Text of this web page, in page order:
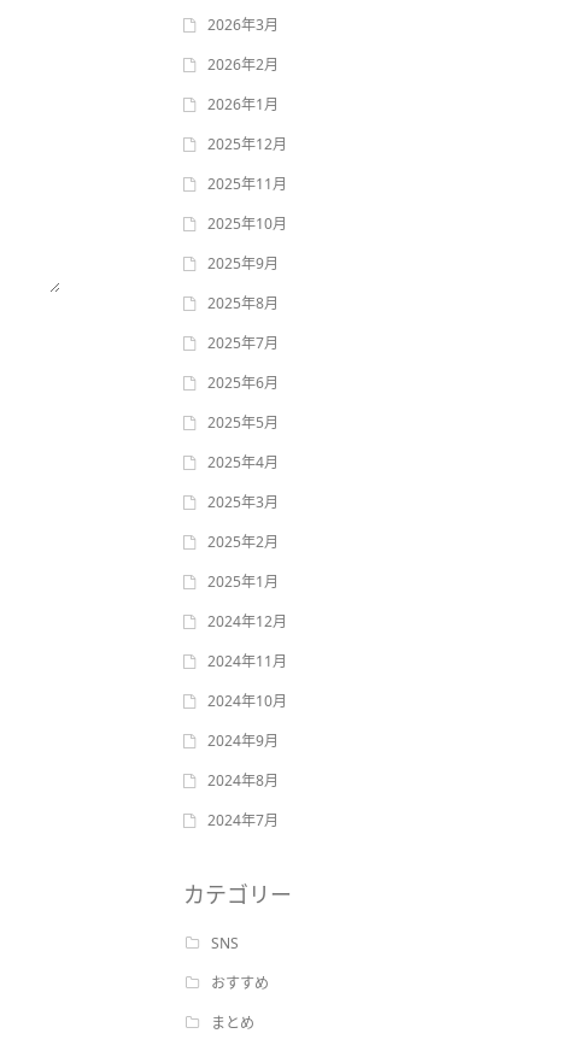
2026年3月
2026年2月
2026年1月
2025年12月
2025年11月
2025年10月
2025年9月
2025年8月
2025年7月
2025年6月
2025年5月
2025年4月
2025年3月
2025年2月
2025年1月
2024年12月
2024年11月
2024年10月
2024年9月
2024年8月
2024年7月
カテゴリー
SNS
おすすめ
まとめ